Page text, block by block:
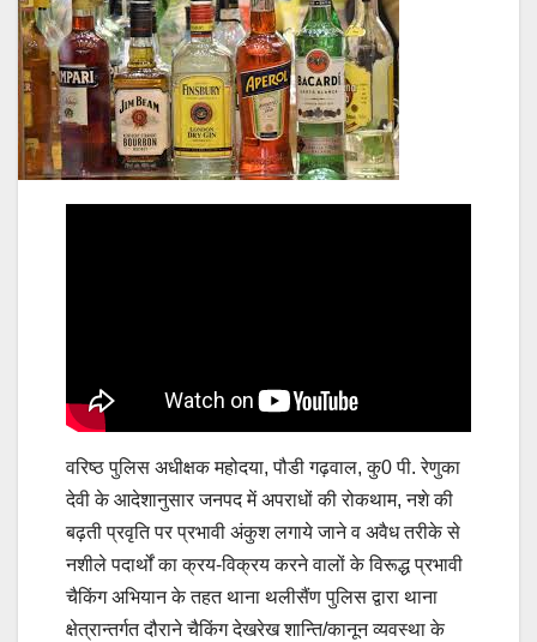
वरिष्ठ पुलिस अधीक्षक महोदया, पौडी गढ़वाल, कु0 पी. रेणुका
देवी के आदेशानुसार जनपद में अपराधों की रोकथाम, नशे की
बढ़ती प्रवृति पर प्रभावी अंकुश लगाये जाने व अवैध तरीके से
नशीले पदार्थों का क्रय-विक्रय करने वालों के विरूद्ध प्रभावी
चैकिंग अभियान के तहत थाना थलीसैंण पुलिस द्वारा थाना
क्षेत्रान्तर्गत दौराने चैकिंग देखरेख शान्ति/कानून व्यवस्था के